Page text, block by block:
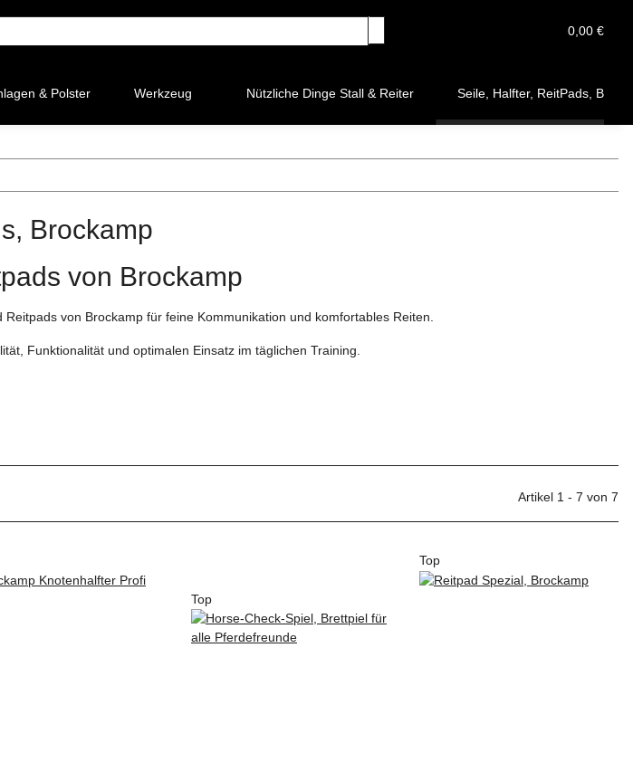
0,00 €
& Polster Werkzeug Nützliche Dinge Stall & Reiter Seile, Halfter, ReitPads,
Brockamp
von Brockamp
von Brockamp für feine Kommunikation und komfortables Reiten.
Funktionalität und optimalen Einsatz im täglichen Training.
Artikel 1 - 7 von 7
Top
Top